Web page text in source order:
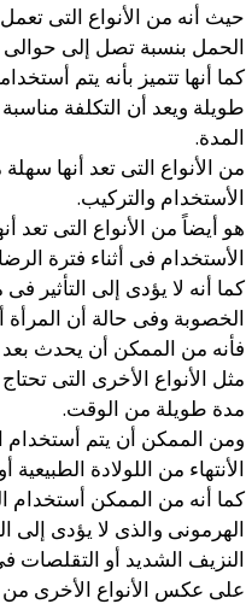
حيث أنه من الأنواع التى
الحمل بنسبة تصل إلى حوالى 99%.
كما أنها تتميز بأنه يتم
طويلة ويعد أن التكلفة
المدة.
من الأنواع التى تعد أنها
الأستخدام والتركيب.
هو أيضاً من الأنواع التى تعد
الأستخدام فى أثناء فترة
كما أنه لا يؤدى إلى التأثير
الخصوبة وفى حالة أن
فأنه من الممكن أن يحدث بعد
مثل الأنواع الأخرى التى تحتاج
مدة طويلة من الوقت.
ومن الممكن أن يتم أستخدام
الأنتهاء من اللولادة الطبيعية
كما أنه من الممكن أستخدام
الهرمونى والذى لا يؤدى إلى
النزيف الشديد أو التقلصات
على عكس الأنواع الأخرى من